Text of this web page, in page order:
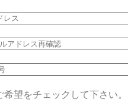
望をチェックして下さい。